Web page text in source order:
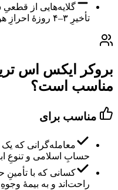
گلایه‌هایی از
تأخیرِ ۳–۴ روزهٔ احرازِ هویت.
بروکر ایکس اس
مناسب است؟
مناسب برای
حسابِ اسلامی و تنوعِ ابزارِ بالا
کسانی که با
راحت‌اند و به بیمهٔ